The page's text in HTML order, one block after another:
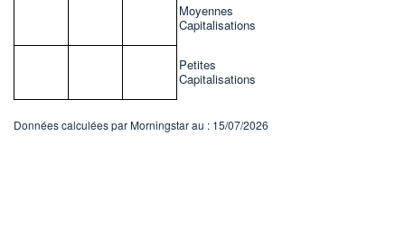
Moyennes
Capitalisations
Petites
Capitalisations
Données calculées par Morningstar au : 15/07/2026